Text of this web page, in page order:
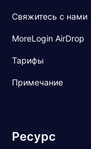
Свяжитесь с нами
MoreLogin AirDrop
Тарифы
Примечание
Ресурс